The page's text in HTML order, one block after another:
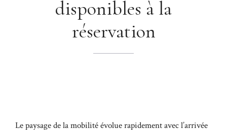
disponibles à la
réservation
Le paysage de la mobilité évolue rapidement avec l’arrivée